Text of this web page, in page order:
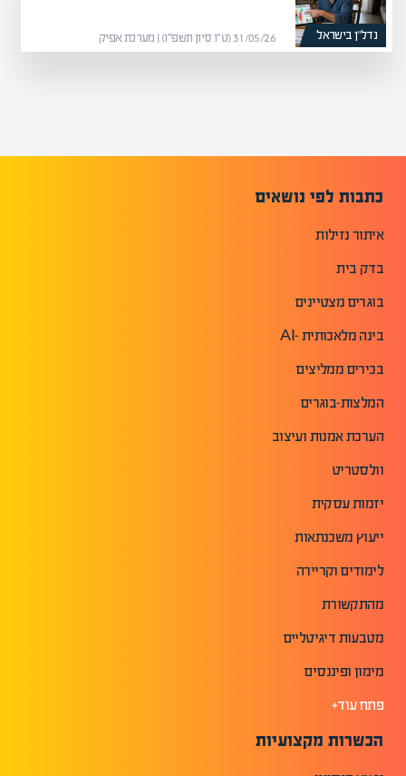
נדל”ן בישראל 31/05/26 (ט״ו סיון תשפ״ו) | מערכת אפיק
כתבות לפי נושאים
איתור נזילות
בדק בית
בוגרים מצטיינים
בינה מלאכותית -AI
בכירים ממליצים
המלצות-בוגרים
הערכת אמנות ועיצוב
וולסטריט
יזמות עסקית
ייעוץ משכנתאות
לימודים וקריירה
מהתקשורת
מטבעות דיגיטליים
מימון ופיננסים
פתח עוד+
הכשרות מקצועיות